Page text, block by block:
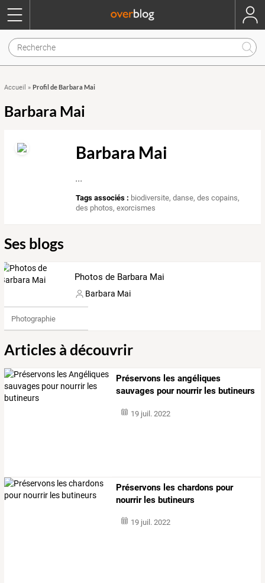
Accueil » Profil de Barbara Mai
Barbara Mai
Barbara Mai
...
Tags associés : biodiversite,danse,des copains,
des photos,exorcismes
Ses blogs
Photos de Barbara Mai
Barbara Mai
Photographie
Articles à découvrir
Préservons les angéliques
sauvages pour nourrir les butineurs
19 juil. 2022
Préservons les chardons pour
nourrir les butineurs
19 juil. 2022